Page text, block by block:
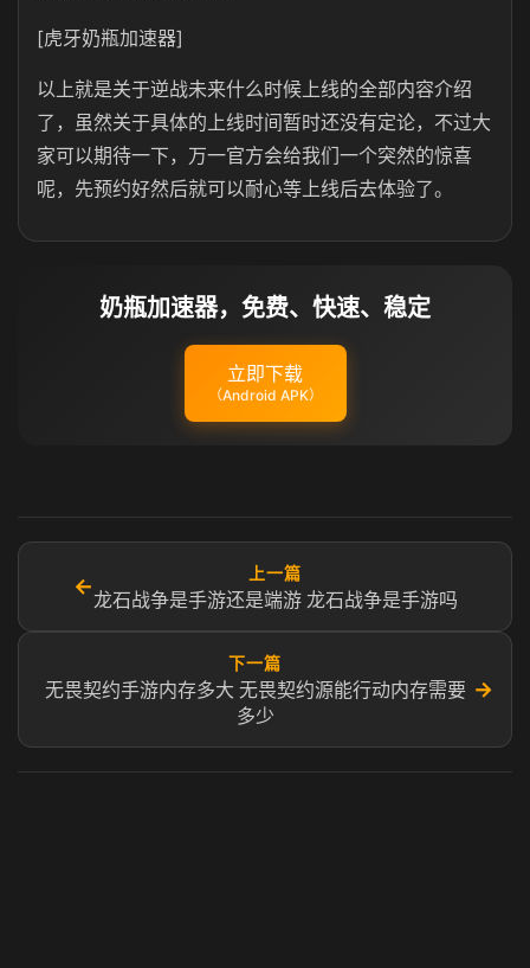
[虎牙奶瓶加速器]
以上就是关于逆战未来什么时候上线的全部内容介绍
了，虽然关于具体的上线时间暂时还没有定论，不过大
家可以期待一下，万一官方会给我们一个突然的惊喜
呢，先预约好然后就可以耐心等上线后去体验了。
奶瓶加速器，免费、快速、稳定
立即下载
（Android APK）
←
上一篇
龙石战争是手游还是端游 龙石战争是手游吗
下一篇
无畏契约手游内存多大 无畏契约源能行动内存需要
多少
→